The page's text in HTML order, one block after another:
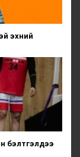
эхний
бэлтгэлдээ